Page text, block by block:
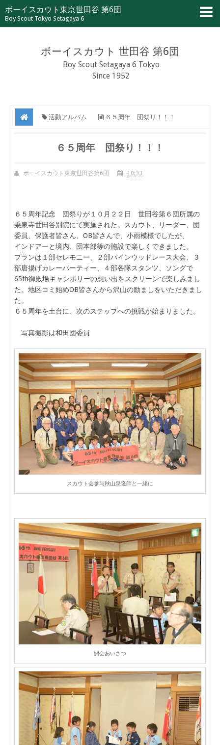
ボーイスカウト東京世田谷 第6団
Boy Scout Tokyo Setagaya 6
ボーイスカウト 世田谷 第6団
Boy Scout Setagaya 6 Tokyo
Since 1952
活動アルバム ６５周年 団祭り！！！
６５周年 団祭り！！！
ボーイスカウト東京世田谷第6団 10:33
６５周年記念 団祭りが１０月２２日 世田谷第６団所属の
乗泉寺世田谷別院にて実施された。スカウト、リーダー、団
委員、保護者皆さん、OB皆さんで、小雨模様でしたが、
インドアーと境内、団本部等の施設で楽しくできました。
プランは１部セレモニー、２部パインウッドレース大会、３
部唐揚げカレーパーティー、４部各隊スタンツ、ソングで
65th御殿場キャンポリーの想い出をスクリーンで楽しみまし
た。地区コミ始めOB皆さんから沢山の励ましをいただきまし
た。
６５周年を土台に、次のステップへの挑戦が始まりました。
写真撮影は和田団委員
スカウト会参与秋山泉隆師と一緒に
開会あいさつ